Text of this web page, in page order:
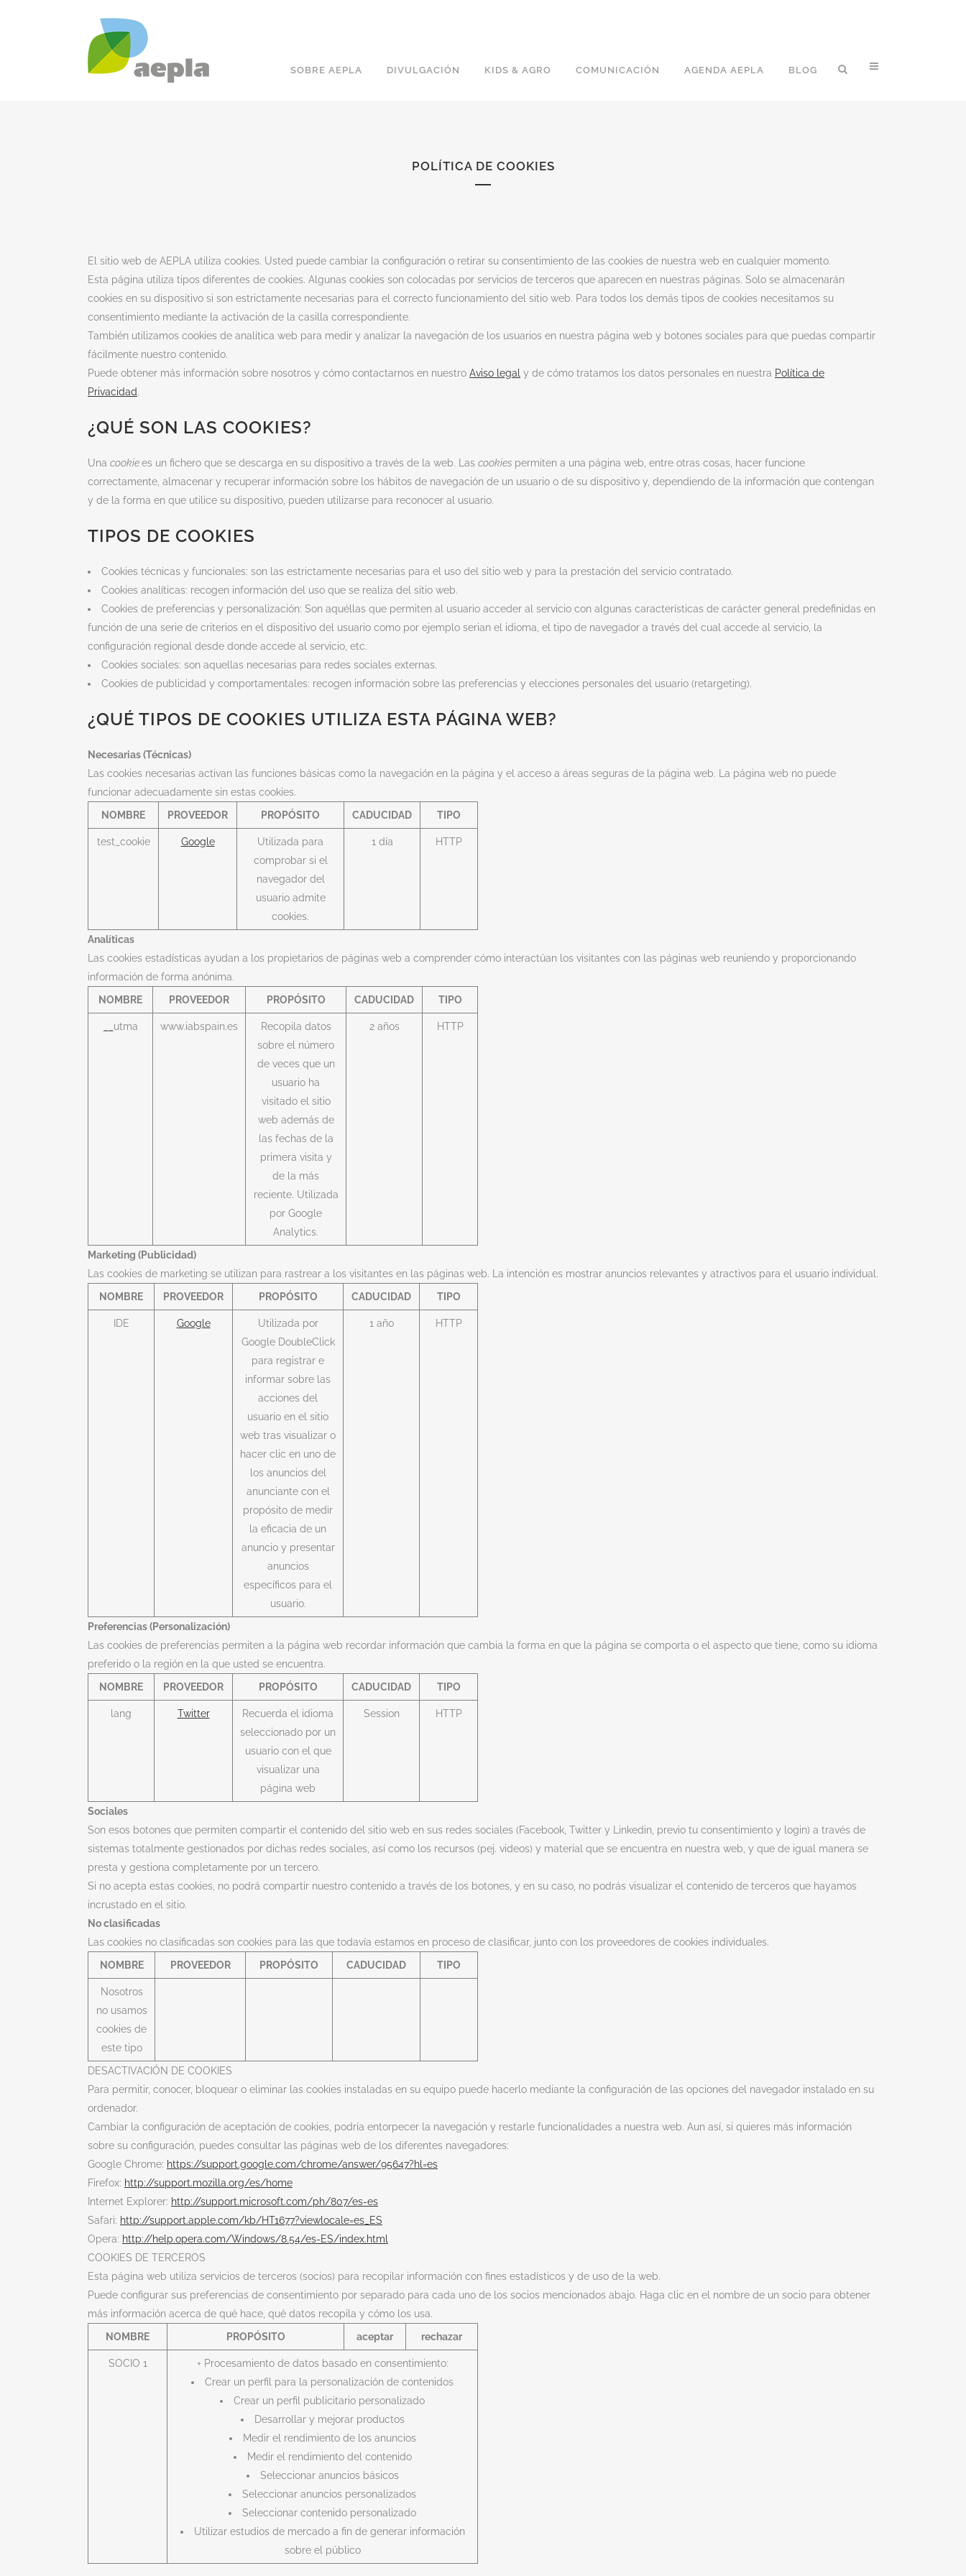
SOBRE AEPLA DIVULGACIÓN KIDS & AGRO COMUNICACIÓN AGENDA AEPLA BLOG
POLÍTICA DE COOKIES
El sitio web de AEPLA utiliza cookies. Usted puede cambiar la configuración o retirar su consentimiento de las cookies de nuestra web en cualquier momento.
Esta página utiliza tipos diferentes de cookies. Algunas cookies son colocadas por servicios de terceros que aparecen en nuestras páginas. Solo se almacenarán
cookies en su dispositivo si son estrictamente necesarias para el correcto funcionamiento del sitio web. Para todos los demás tipos de cookies necesitamos su
consentimiento mediante la activación de la casilla correspondiente.
También utilizamos cookies de analítica web para medir y analizar la navegación de los usuarios en nuestra página web y botones sociales para que puedas compartir
fácilmente nuestro contenido.
Puede obtener más información sobre nosotros y cómo contactarnos en nuestro Aviso legal y de cómo tratamos los datos personales en nuestra Política de
Privacidad.
¿QUÉ SON LAS COOKIES?
Una cookiees un fichero que se descarga en su dispositivo a través de la web. Las cookies permiten a una página web, entre otras cosas, hacer funcione
correctamente, almacenar y recuperar información sobre los hábitos de navegación de un usuario o de su dispositivo y, dependiendo de la información que contengan
y de la forma en que utilice su dispositivo, pueden utilizarse para reconocer al usuario.
TIPOS DE COOKIES
Cookies técnicas y funcionales: son las estrictamente necesarias para el uso del sitio web y para la prestación del servicio contratado.
Cookies analíticas: recogen información del uso que se realiza del sitio web.
Cookies de preferencias y personalización: Son aquéllas que permiten al usuario acceder al servicio con algunas características de carácter general predefinidas en
función de una serie de criterios en el dispositivo del usuario como por ejemplo serian el idioma, el tipo de navegador a través del cual accede al servicio, la
configuración regional desde donde accede al servicio, etc.
Cookies sociales: son aquellas necesarias para redes sociales externas.
Cookies de publicidad y comportamentales: recogen información sobre las preferencias y elecciones personales del usuario (retargeting).
¿QUÉ TIPOS DE COOKIES UTILIZA ESTA PÁGINA WEB?
Necesarias (Técnicas)
Las cookies necesarias activan las funciones básicas como la navegación en la página y el acceso a áreas seguras de la página web. La página web no puede
funcionar adecuadamente sin estas cookies.
NOMBRE
PROVEEDOR PROPÓSITO CADUCIDAD TIPO
test_cookie Google
Utilizada para
comprobar si el
navegador del
usuario admite
cookies.
1 día HTTP
Analíticas
Las cookies estadísticas ayudan a los propietarios de páginas web a comprender cómo interactúan los visitantes con las páginas web reuniendo y proporcionando
información de forma anónima.
NOMBRE
PROVEEDOR PROPÓSITO CADUCIDAD TIPO
utma www.iabspain.es
Recopila datos
sobre el número
de veces que un
usuario ha
visitado el sitio
web además de
las fechas de la
primera visita y
de la más
reciente. Utilizada
por Google
Analytics.
2 años HTTP
Marketing (Publicidad)
Las cookies de marketing se utilizan para rastrear a los visitantes en las páginas web. La intención es mostrar anuncios relevantes y atractivos para el usuario individual.
NOMBRE
PROVEEDOR PROPÓSITO CADUCIDAD TIPO
IDE Google
Utilizada por
Google DoubleClick
para registrar e
informar sobre las
acciones del
usuario en el sitio
web tras visualizar o
hacer clic en uno de
los anuncios del
anunciante con el
propósito de medir
la eficacia de un
anuncio y presentar
anuncios
específicos para el
usuario.
1 año HTTP
Preferencias (Personalización)
Las cookies de preferencias permiten a la página web recordar información que cambia la forma en que la página se comporta o el aspecto que tiene, como su idioma
preferido o la región en la que usted se encuentra.
NOMBRE
PROVEEDOR PROPÓSITO CADUCIDAD TIPO
lang Twitter
Recuerda el idioma
seleccionado por un
usuario con el que
visualizar una
página web
Session HTTP
Sociales
Son esos botones que permiten compartir el contenido del sitio web en sus redes sociales (Facebook, Twitter y Linkedin, previo tu consentimiento y login) a través de
sistemas totalmente gestionados por dichas redes sociales, así como los recursos (pej. videos) y material que se encuentra en nuestra web, y que de igual manera se
presta y gestiona completamente por un tercero.
Si no acepta estas cookies, no podrá compartir nuestro contenido a través de los botones, y en su caso, no podrás visualizar el contenido de terceros que hayamos
incrustado en el sitio.
No clasificadas
Las cookies no clasificadas son cookies para las que todavía estamos en proceso de clasificar, junto con los proveedores de cookies individuales.
NOMBRE
PROVEEDOR PROPÓSITO CADUCIDAD TIPO
Nosotros
no usamos
cookies de
este tipo
DESACTIVACIÓN DE COOKIES
Para permitir, conocer, bloquear o eliminar las cookies instaladas en su equipo puede hacerlo mediante la configuración de las opciones del navegador instalado en su
ordenador.
Cambiar la configuración de aceptación de cookies, podría entorpecer la navegación y restarle funcionalidades a nuestra web. Aun así, si quieres más información
sobre su configuración, puedes consultar las páginas web de los diferentes navegadores:
Google Chrome: https://support.google.com/chrome/answer/95647?hl=es
Firefox: http://support.mozilla.org/es/home
Internet Explorer: http://support.microsoft.com/ph/807/es-es
Safari: http://support.apple.com/kb/HT1677?viewlocale=es_ES
Opera: http://help.opera.com/Windows/8.54/es-ES/index.html
COOKIES DE TERCEROS
Esta página web utiliza servicios de terceros (socios) para recopilar información con fines estadísticos y de uso de la web.
Puede configurar sus preferencias de consentimiento por separado para cada uno de los socios mencionados abajo. Haga clic en el nombre de un socio para obtener
más información acerca de qué hace, qué datos recopila y cómo los usa.
NOMBRE
PROPÓSITO aceptar rechazar
SOCIO 1
+ Procesamiento de datos basado en consentimiento:
Crear un perfil para la personalización de contenidos
Crear un perfil publicitario personalizado
Desarrollar y mejorar productos
Medir el rendimiento de los anuncios
Medir el rendimiento del contenido
Seleccionar anuncios básicos
Seleccionar anuncios personalizados
Seleccionar contenido personalizado
Utilizar estudios de mercado a fin de generar información
sobre el público